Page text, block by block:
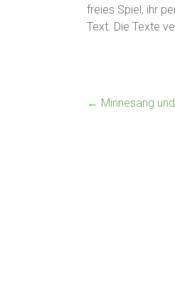
freies Spiel, ihr
Text. Die Texte
← Minnesang